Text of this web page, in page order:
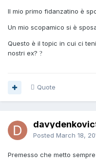
Il mio primo fidanzatino è
Un mio scopamico si è
Questo è il topic in cui ci
nostri ex? ?
Quote
Posted March 18,
Premesso che metto